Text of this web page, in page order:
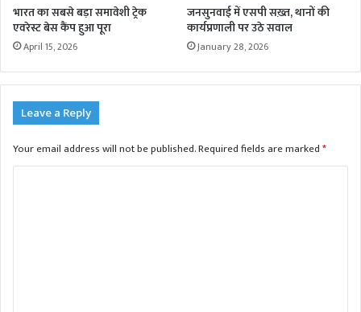
भारत का सबसे बड़ा समावेशी ट्रेक
एवरेस्ट बेस कैंप हुआ पूरा
April 15, 2026
जनसुनवाई में एसपी सख़्त, थानों की
कार्यप्रणाली पर उठे सवाल
January 28, 2026
Leave a Reply
Your email address will not be published.Required fields are marked*